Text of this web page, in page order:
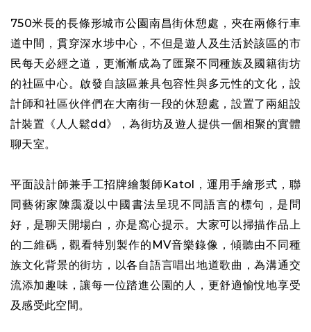
750米長的長條形城市公園南昌街休憩處，夾在兩條行車
道中間，貫穿深水埗中心，不但是遊人及生活於該區的市
民每天必經之道，更漸漸成為了匯聚不同種族及國籍街坊
的社區中心。啟發自該區兼具包容性與多元性的文化，設
計師和社區伙伴們在大南街一段的休憩處，設置了兩組設
計裝置《人人鬆dd》，為街坊及遊人提供一個相聚的實體
聊天室。
平面設計師兼手工招牌繪製師Katol，運用手繪形式，聯
同藝術家陳靄凝以中國書法呈現不同語言的標句，是問
好，是聊天開場白，亦是窩心提示。大家可以掃描作品上
的二維碼，觀看特別製作的MV音樂錄像，傾聽由不同種
族文化背景的街坊，以各自語言唱出地道歌曲，為溝通交
流添加趣味，讓每一位踏進公園的人，更舒適愉悅地享受
及感受此空間。